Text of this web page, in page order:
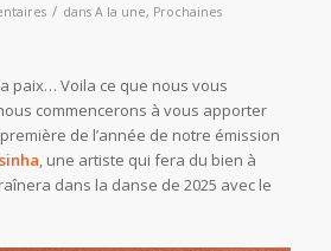
/ dans A la une, Prochaines
paix… Voila ce que nous vous
commencerons à vous apporter
de l’année de notre émission
, une artiste qui fera du bien à
dans la danse de 2025 avec le